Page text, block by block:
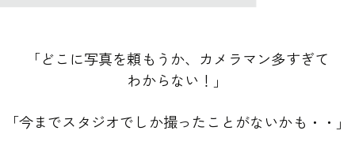
「どこに写真を頼もうか、カメラマン多すぎて
わからない！」
「今までスタジオでしか撮ったことがないかも・・」